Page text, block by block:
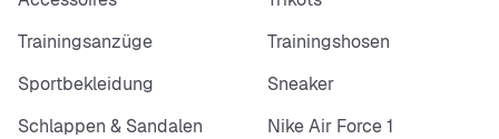
Trainingsanzüge
Trainingshosen
Sportbekleidung
Sneaker
Schlappen & Sandalen
Nike Air Force 1